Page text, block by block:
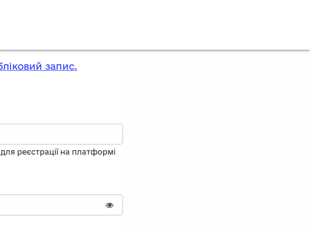
запис.
реєстрації на платформі
Показати пароль